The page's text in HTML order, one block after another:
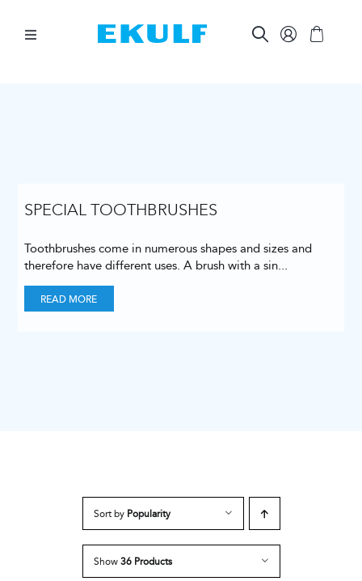
contentToggle
ORAL CARE AIDS
OTHER PRODUCTS
FOR COMPANIES
SPECIAL TOOTHBRUSHES
Toothbrushes come in numerous shapes and sizes and
therefore have different uses. A brush with a sin...
READ MORE
Sort by Popularity
Show36 Products